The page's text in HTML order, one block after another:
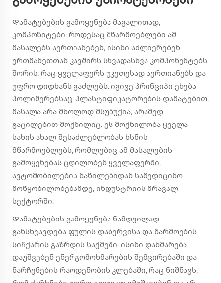
Დამატებების გამოყენება მაგალითად,
კომპოზიტები. როდესაც მწარმოებლები ამ
მასალებს აერთიანებენ, ისინი აძლიერებენ
ერთმანეთთან კავშირს სხვადასხვა კომპონენტებს
შორის, რაც ყველაფერს უკეთესად აერთიანებს და
უფრო დიდხანს გაძლებს. იგივე პრინციპი ეხება
პოლიმერებსაც. პლასტიფიკატორების დამატებით,
მასალა არა მხოლოდ მსუბუქია, არამედ
გაცილებით მოქნილიც. ეს მოქნილობა ყველა
სახის ახალ შესაძლებლობას ხსნის
მწარმოებლებს, რომლებიც ამ მასალების
გამოყენებას ცდილობენ ყველაფერში,
ავტომობილების ნაწილებიდან სამედიცინო
მოწყობილობებამდე, ინდუსტრიის მრავალ
სექტორში.
Დამატებების გამოყენება ნამდვილად
განსხვავდება ფულის დაბერვისა და წარმოების
სიჩქარის გაზრდის საქმეში. ისინი დახმარება
დაუშვებენ ენერგომოხმარების შემცირებაში და
ნარჩენების რაოდენობის კლებაში, რაც ნიშნავს,